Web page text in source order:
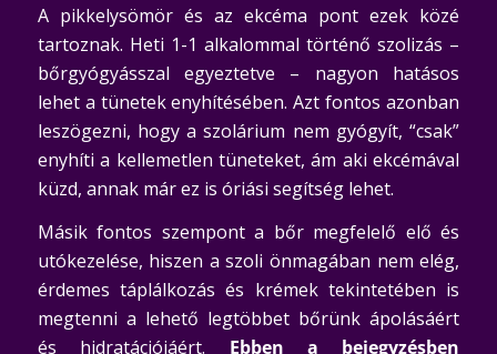
A pikkelysömör és az ekcéma pont ezek közé
tartoznak. Heti 1-1 alkalommal történő szolizás –
bőrgyógyásszal egyeztetve – nagyon hatásos
lehet a tünetek enyhítésében. Azt fontos azonban
leszögezni, hogy a szolárium nem gyógyít, “csak”
enyhíti a kellemetlen tüneteket, ám aki ekcémával
küzd, annak már ez is óriási segítség lehet.
Másik fontos szempont a bőr megfelelő elő és
utókezelése, hiszen a szoli önmagában nem elég,
érdemes táplálkozás és krémek tekintetében is
megtenni a lehető legtöbbet bőrünk ápolásáért
és hidratációjáért. Ebben a bejegyzésben